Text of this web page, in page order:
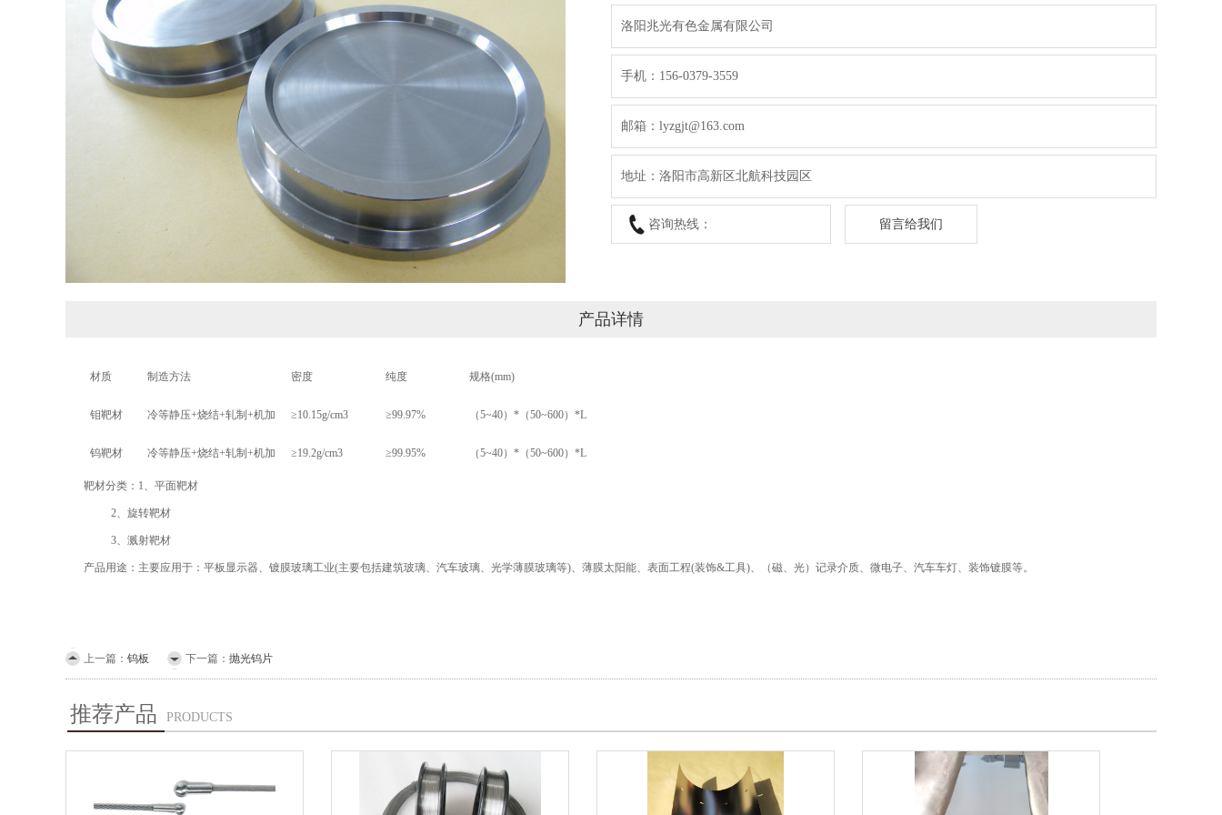
洛阳兆光有色金属有限公司
手机：156-0379-3559
邮箱：lyzgjt@163.com
地址：洛阳市高新区北航科技园区
咨询热线： 留言给我们
产品详情
材质 制造方法 密度 纯度 规格(mm)
钼靶材 冷等静压+烧结+轧制+机加 ≥10.15g/cm3 ≥99.97% （5~40）*（50~600）*L
钨靶材 冷等静压+烧结+轧制+机加 ≥19.2g/cm3 ≥99.95% （5~40）*（50~600）*L
靶材分类：1、平面靶材
2、旋转靶材
3、溅射靶材
产品用途：主要应用于：平板显示器、镀膜玻璃工业(主要包括建筑玻璃、汽车玻璃、光学薄膜玻璃等)、薄膜太阳能、表面工程(装饰&工具)、（磁、光）记录介质、微电子、汽车车灯、装饰镀膜等。
上一篇： 钨板 下一篇： 抛光钨片
推荐产品 PRODUCTS